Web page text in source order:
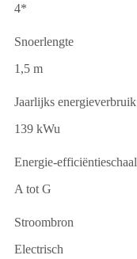
4*
Snoerlengte
1,5 m
Jaarlijks energieverbruik
139 kWu
Energie-efficiëntieschaal
A tot G
Stroombron
Electrisch